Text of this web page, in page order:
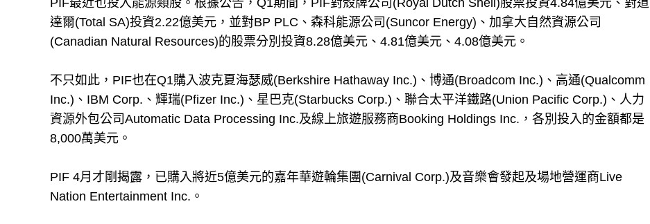
PIF最近也投入能源類股。根據公告，Q1期間，PIF對殼牌公司(Royal Dutch Shell)股票投資4.84億美元、對道
達爾(Total SA)投資2.22億美元，並對BP PLC、森科能源公司(Suncor Energy)、加拿大自然資源公司
(Canadian Natural Resources)的股票分別投資8.28億美元、4.81億美元、4.08億美元。
不只如此，PIF也在Q1購入波克夏海瑟威(Berkshire Hathaway Inc.)、博通(Broadcom Inc.)、高通(Qualcomm
Inc.)、IBM Corp.、輝瑞(Pfizer Inc.)、星巴克(Starbucks Corp.)、聯合太平洋鐵路(Union Pacific Corp.)、人力
資源外包公司Automatic Data Processing Inc.及線上旅遊服務商Booking Holdings Inc.，各別投入的金額都是
8,000萬美元。
PIF 4月才剛揭露，已購入將近5億美元的嘉年華遊輪集團(Carnival Corp.)及音樂會發起及場地營運商Live
Nation Entertainment Inc.。